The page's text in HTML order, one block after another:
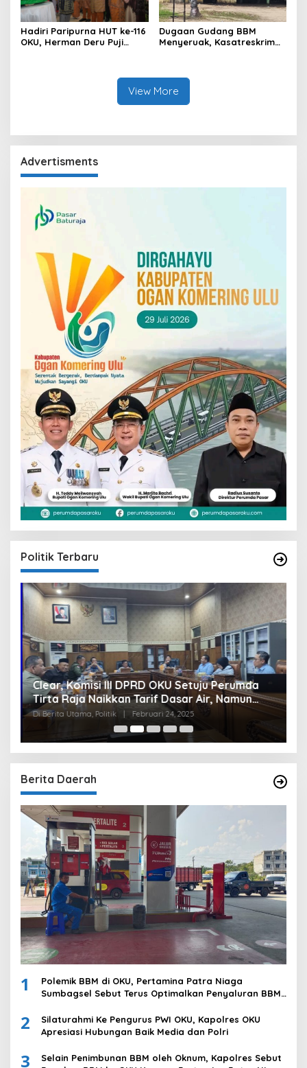
Hadiri Paripurna HUT ke-116
OKU, Herman Deru Puji
Dugaan Gudang BBM
Menyeruak, Kasatreskrim
View More
Advertisments
Politik Terbaru
Clear, Komisi III DPRD OKU Setuju Perumda
Tirta Raja Naikkan Tarif Dasar Air, Namun
Bersyarat
Di Berita Utama, Politik Februari 24, 2025
Berita Daerah
1
Polemik BBM di OKU, Pertamina Patra Niaga
Sumbagsel Sebut Terus Optimalkan Penyaluran BBM
Komering Ulu
2
Silaturahmi Ke Pengurus PWI OKU, Kapolres OKU
Apresiasi Hubungan Baik Media dan Polri
3
Selain Penimbunan BBM oleh Oknum, Kapolres Sebut